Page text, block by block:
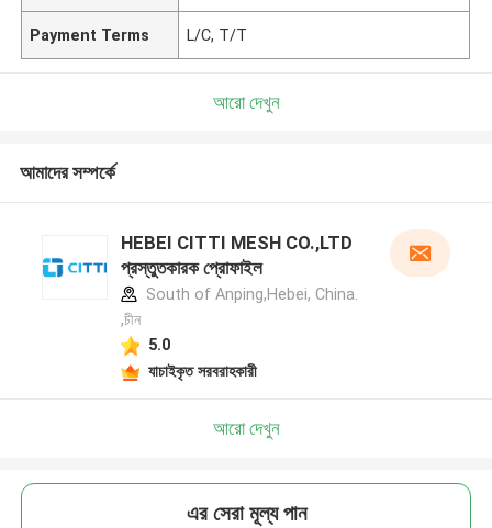
Payment Terms L/C, T/T
আরো দেখুন
আমাদের সম্পর্কে
HEBEI CITTI MESH CO.,LTD
প্রস্তুতকারক প্রোফাইল
South of Anping,Hebei, China.
,চীন
5.0
যাচাইকৃত সরবরাহকারী
আরো দেখুন
এর সেরা মূল্য পান